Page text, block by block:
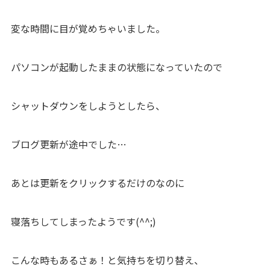
変な時間に目が覚めちゃいました。
パソコンが起動したままの状態になっていたので
シャットダウンをしようとしたら、
ブログ更新が途中でした…
あとは更新をクリックするだけのなのに
寝落ちしてしまったようです(^^;)
こんな時もあるさぁ！と気持ちを切り替え、